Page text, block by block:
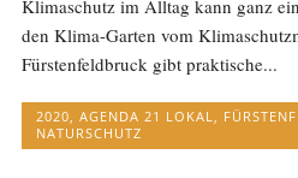
Klimaschutz im Alltag kann ganz
den Klima-Garten vom
Fürstenfeldbruck gibt praktische...
2020 ,AGENDA 21 LOKAL
NATURSCHUTZ